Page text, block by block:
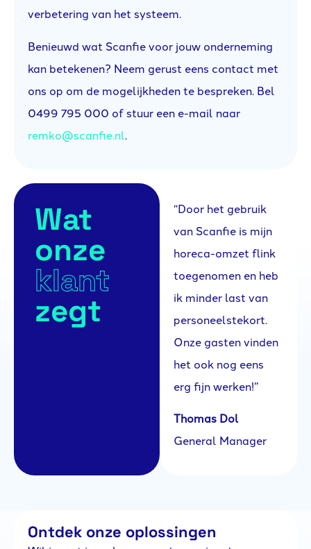
verbetering van het systeem.
Benieuwd wat Scanfie voor jouw onderneming
kan betekenen? Neem gerust eens contact met
ons op om de mogelijkheden te bespreken. Bel
0499 795 000 of stuur een e-mail naar
remko@scanfie.nl.
Wat
onze
klant
zegt
“Door het gebruik
van Scanfie is mijn
horeca-omzet flink
toegenomen en heb
ik minder last van
personeelstekort.
Onze gasten vinden
het ook nog eens
erg fijn werken!”
Thomas Dol
General Manager
Ontdek onze oplossingen